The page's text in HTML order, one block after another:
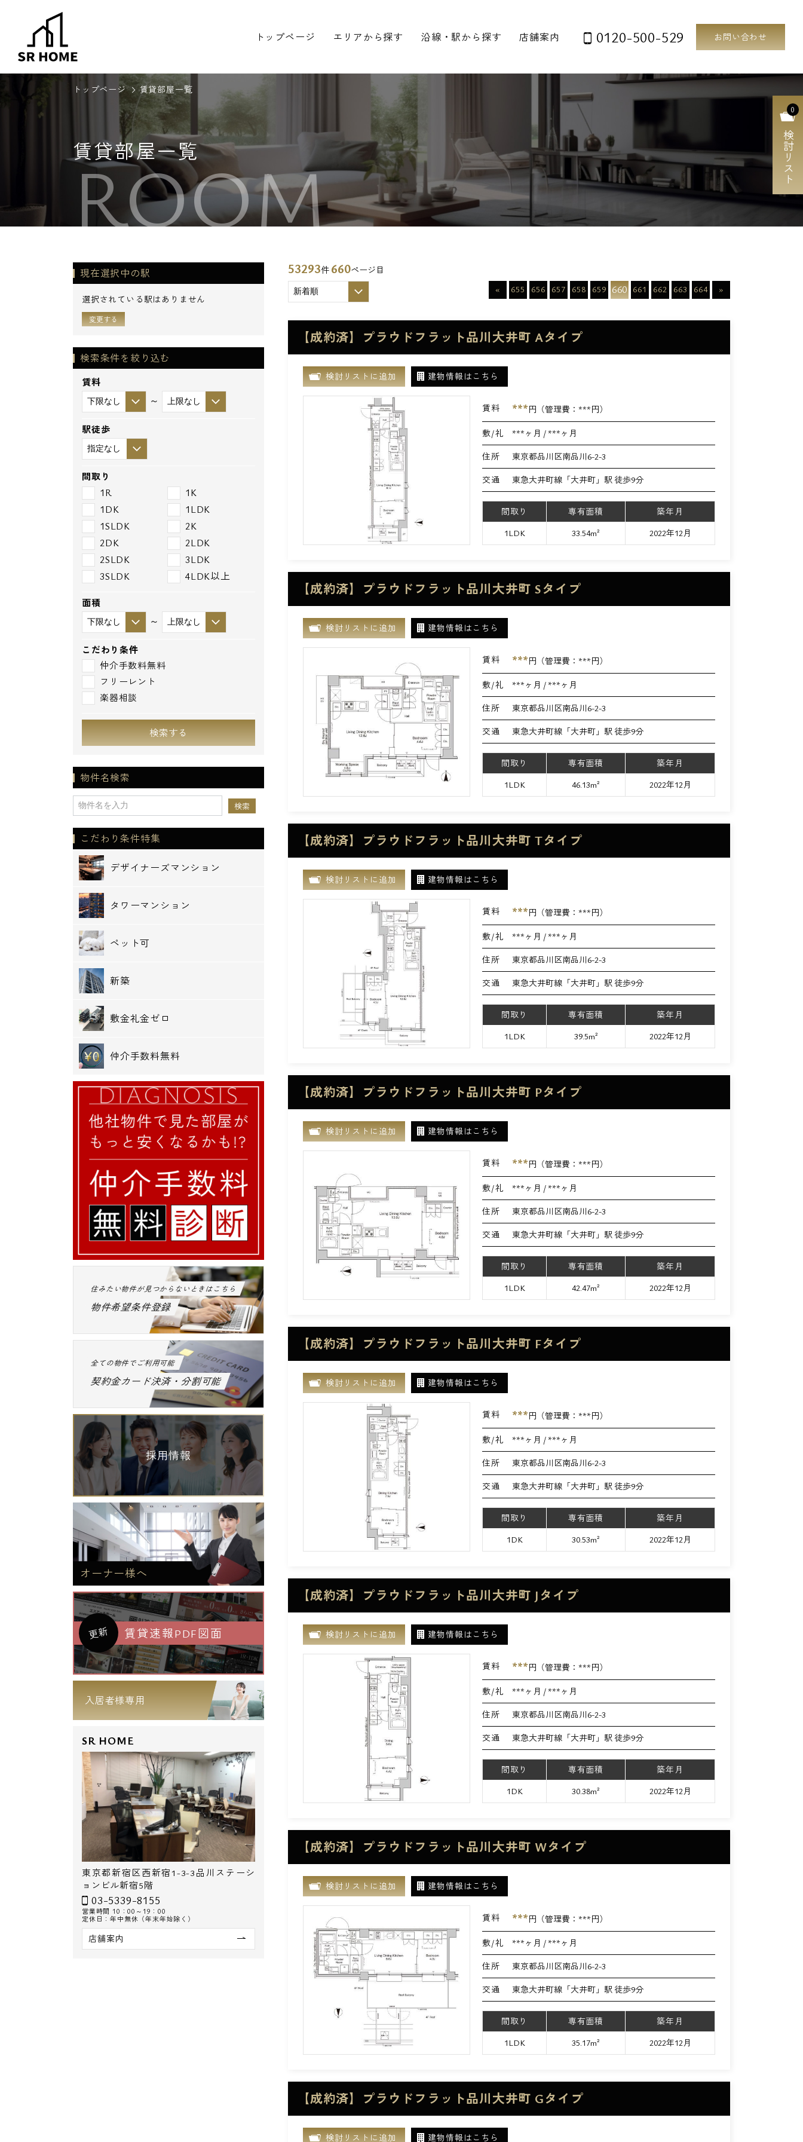
トップページ エリアから探す 沿線・駅から探す 店舗案内 0120-500-529 お問い合わせ
0
検討リスト
トップページ 賃貸部屋一覧
賃貸部屋一覧
ROOM
53293件 660ページ目
«
655 656 657 658 659 660 661 662 663 664 »
【成約済】プラウドフラット品川大井町 Aタイプ
検討リストに追加 建物情報はこちら
賃料 ***円（管理費： ***円）
敷/礼 ***ヶ月 / ***ヶ月
住所 東京都品川区南品川6-2-3
交通 東急大井町線「大井町」駅 徒歩9分
間取り 専有面積
築年月
1LDK
33.54m² 2022年12月
【成約済】プラウドフラット品川大井町 Sタイプ
検討リストに追加 建物情報はこちら
賃料 ***円（管理費： ***円）
敷/礼 ***ヶ月 / ***ヶ月
住所 東京都品川区南品川6-2-3
交通 東急大井町線「大井町」駅 徒歩9分
間取り 専有面積
築年月
1LDK
46.13m² 2022年12月
【成約済】プラウドフラット品川大井町 Tタイプ
検討リストに追加 建物情報はこちら
賃料 ***円（管理費： ***円）
敷/礼 ***ヶ月 / ***ヶ月
住所 東京都品川区南品川6-2-3
交通 東急大井町線「大井町」駅 徒歩9分
間取り 専有面積
築年月
1LDK
39.5m² 2022年12月
【成約済】プラウドフラット品川大井町 Pタイプ
検討リストに追加 建物情報はこちら
賃料 ***円（管理費： ***円）
敷/礼 ***ヶ月 / ***ヶ月
住所 東京都品川区南品川6-2-3
交通 東急大井町線「大井町」駅 徒歩9分
間取り 専有面積
築年月
1LDK
42.47m² 2022年12月
【成約済】プラウドフラット品川大井町 Fタイプ
検討リストに追加 建物情報はこちら
賃料 ***円（管理費： ***円）
敷/礼 ***ヶ月 / ***ヶ月
住所 東京都品川区南品川6-2-3
交通 東急大井町線「大井町」駅 徒歩9分
間取り 専有面積
築年月
1DK
30.53m² 2022年12月
【成約済】プラウドフラット品川大井町 Jタイプ
検討リストに追加 建物情報はこちら
賃料 ***円（管理費： ***円）
敷/礼 ***ヶ月 / ***ヶ月
住所 東京都品川区南品川6-2-3
交通 東急大井町線「大井町」駅 徒歩9分
間取り 専有面積
築年月
1DK
30.38m² 2022年12月
【成約済】プラウドフラット品川大井町 Wタイプ
検討リストに追加 建物情報はこちら
賃料 ***円（管理費： ***円）
敷/礼 ***ヶ月 / ***ヶ月
住所 東京都品川区南品川6-2-3
交通 東急大井町線「大井町」駅 徒歩9分
間取り 専有面積
築年月
1LDK
35.17m² 2022年12月
【成約済】プラウドフラット品川大井町 Gタイプ
検討リストに追加 建物情報はこちら
現在選択中の駅
選択されている駅はありません
変更する
検索条件を絞り込む
賃料
～
駅徒歩
間取り
1R
1K
1DK
1LDK
1SLDK
2K
2DK
2LDK
2SLDK
3LDK
3SLDK
4LDK以上
面積
～
こだわり条件
仲介手数料無料
フリーレント
楽器相談
検索する
物件名検索
こだわり条件特集
デザイナーズマンション
タワーマンション
ペット可
新築
敷金礼金ゼロ
仲介手数料無料
住みたい物件が見つからないときはこちら
物件希望条件登録
全ての物件でご利用可能
契約金カード決済・分割可能
採用情報
オーナー様へ
更新 賃貸速報PDF図面
入居者様専用
SR HOME
東京都新宿区西新宿1-3-3品川ステーシ
ョンビル新宿5階
03-5339-8155
営業時間 10：00～19：00
定休日：年中無休（年末年始除く）
店舗案内